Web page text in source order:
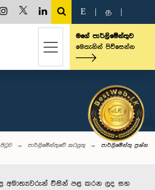
E த
මගේ පාර්ලිමේන්තුව
මෙතැනින් පිවිසෙන්න
පාර්ලිමේන්තුවේ කටයුතු පාර්ලි‌මේන්තු‌ ප්‍රශ්න
අමාත්‍යවරුන් විසින් පළ කරන ලද සහ